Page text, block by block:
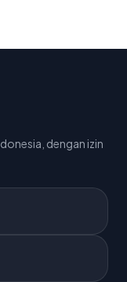
dengan izin